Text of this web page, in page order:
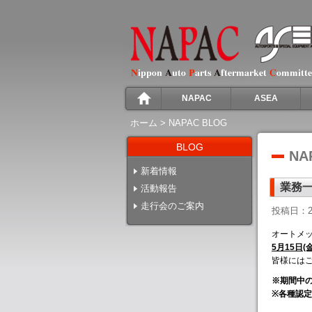
NAPAC ASEA
ホーム > NAPAC BLOG
BLOG
新着情報
活動報告
走行会のご案内
業務
投稿日：
オートメ
5月15日(
皆様には
※期間中
※各種認